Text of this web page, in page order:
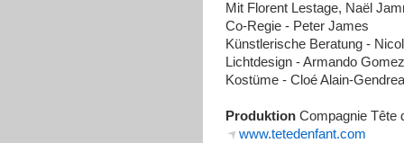
Mit Florent Lestage, Naël
Co-Regie - Peter James
Künstlerische Beratung -
Lichtdesign - Armando
Kostüme - Cloé Alain-
Produktion Compagnie Tête
www.tetedenfant.com